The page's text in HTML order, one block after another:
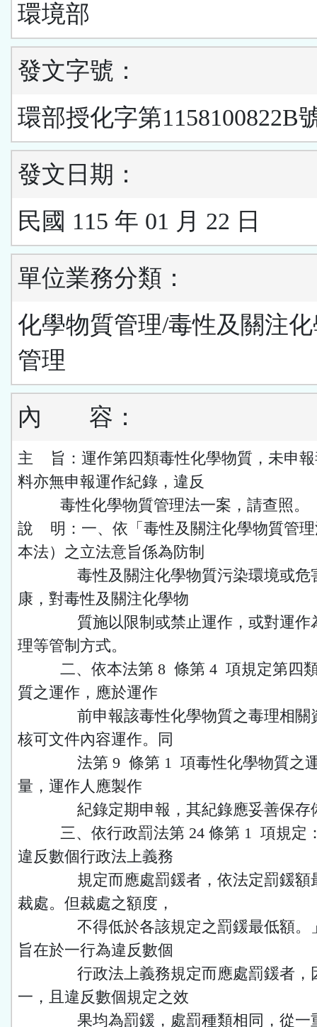
環境部
發文字號：
環部授化字第1158100822B
發文日期：
民國 115 年 01 月 22 日
單位業務分類：
化學物質管理/毒性及關注
管理
內 容：
主 旨：運作第四類毒性化學物質，未申
料亦無申報運作紀錄，違反
毒性化學物質管理法一案，請查照。
說 明：一、依「毒性及關注化學物質管
本法）之立法意旨係為防制
毒性及關注化學物質污染環境或危
康，對毒性及關注化學物
質施以限制或禁止運作，或對運作
理等管制方式。
二、依本法第 8 條第 4 項規定第四類
質之運作，應於運作
前申報該毒性化學物質之毒理相關
核可文件內容運作。同
法第 9 條第 1 項毒性化學物質之運
量，運作人應製作
紀錄定期申報，其紀錄應妥善保存
三、依行政罰法第 24 條第 1 項規定
違反數個行政法上義務
規定而應處罰鍰者，依法定罰鍰額
裁處。但裁處之額度，
不得低於各該規定之罰鍰最低額。
旨在於一行為違反數個
行政法上義務規定而應處罰鍰者，
一，且違反數個規定之效
果均為罰鍰，處罰種類相同，從一